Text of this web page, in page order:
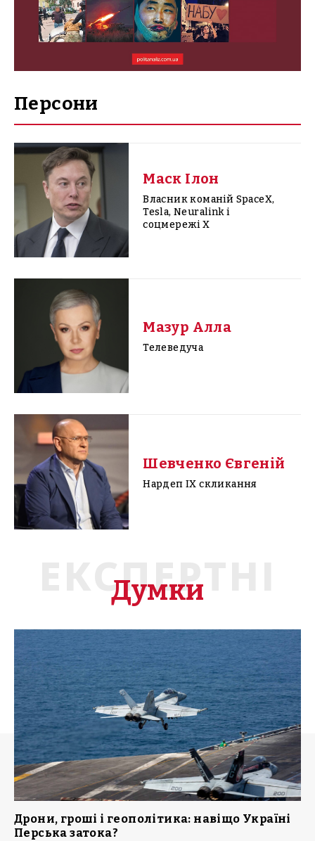
Персони
Маск Ілон
Власник команій SpaceX,
Tesla, Neuralink і
соцмережі X
Мазур Алла
Телеведуча
Шевченко Євгеній
Нардеп IX скликання
ЕКСПЕРТНІ
Думки
Дрони, гроші і геополітика: навіщо Україні
Перська затока?